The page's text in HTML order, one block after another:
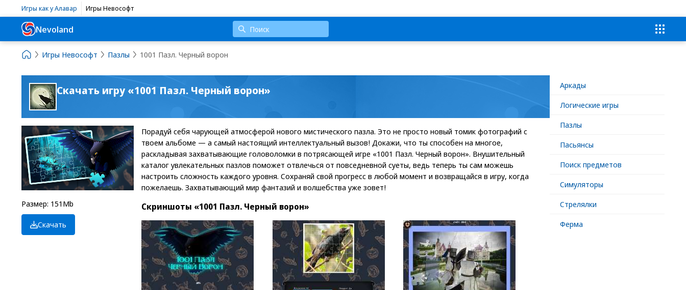
Игры как у Алавар Игры Невософт
Nevoland
Игры Невософт Пазлы 1001 Пазл. Черный ворон
Скачать игру «1001 Пазл. Черный ворон»
Размер: 151Mb
Скачать
Порадуй себя чарующей атмосферой нового мистического пазла. Это не просто новый томик фотографий с
твоем альбоме — а самый настоящий интеллектуальный вызов! Докажи, что ты способен на многое,
раскладывая захватывающие головоломки в потрясающей игре «1001 Пазл. Черный ворон». Внушительный
каталог увлекательных пазлов поможет отвлечься от повседневной суеты, ведь теперь ты сам можешь
настроить сложность каждого уровня. Сохраняй свой прогресс в любой момент и возвращайся в игру, когда
пожелаешь. Захватывающий мир фантазий и волшебства уже зовет!
Скриншоты «1001 Пазл. Черный ворон»
Аркады
Логические игры
Пазлы
Пасьянсы
Поиск предметов
Симуляторы
Стрелялки
Ферма